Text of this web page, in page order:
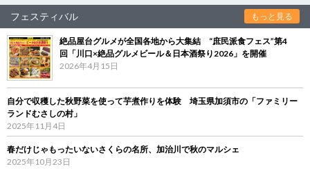
フェスティバル もっと見る
絶品屋台グルメが全国各地から大集結 “庶民派食フェス”第4
回「川口×絶品グルメビール＆日本酒祭り2026」を開催
2026年4月15日
自分で収穫した秋野菜を使って芋煮作りを体験 埼玉県加須市の「ファミリー
ランドむさしの村」
2025年11月4日
春だけじゃもったいないさくらの名所、加治川で秋のマルシェ
2025年10月23日